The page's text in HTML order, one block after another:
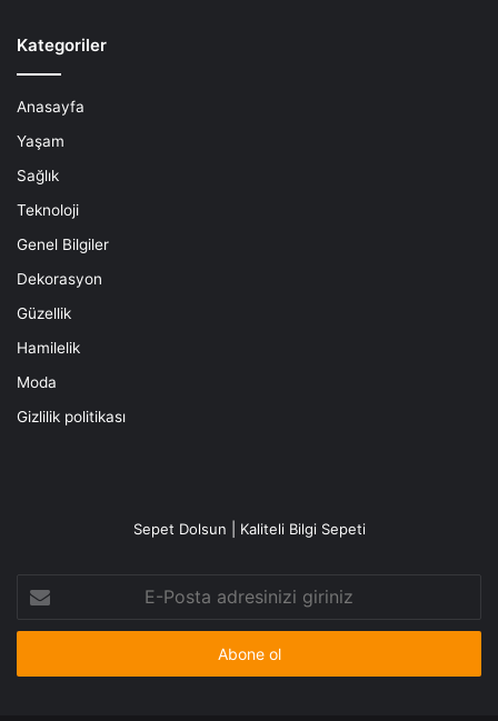
Kategoriler
Anasayfa
Yaşam
Sağlık
Teknoloji
Genel Bilgiler
Dekorasyon
Güzellik
Hamilelik
Moda
Gizlilik politikası
Sepet Dolsun | Kaliteli Bilgi Sepeti
Posta
adresinizi